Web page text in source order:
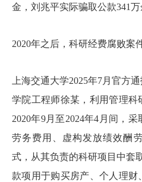
金，刘兆平实际骗取公款341万
2020年之后，科研经费腐败案
上海交通大学2025年7月官方
学院工程师徐某，利用管理
2020年9月至2024年4月间，
劳务费用、虚构发放绩效酬
式，从其负责的科研项目中套
款项用于购买房产、个人理财